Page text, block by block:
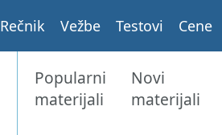
Rečnik Vežbe Testovi Cene
Popularni
materijali
Novi
materijali